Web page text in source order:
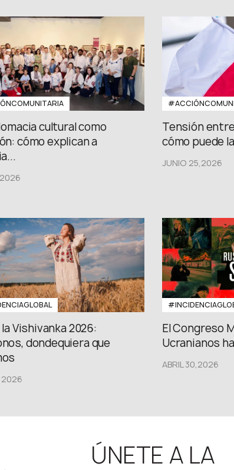
cultural como
cómo explican a
Tensión
cómo puede
JUNIO 25,2026
la Vishivanka 2026:
dondequiera que
El Congreso
Ucranianos
ABRIL 30,2026
ÚNETE A LA